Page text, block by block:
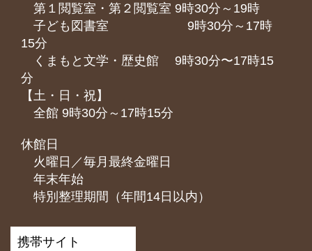
第１閲覧室・第２閲覧室 9時30分～19時
子ども図書室 9時30分～17時
15分
くまもと⽂学・歴史館 9時30分〜17時15
分
【土・日・祝】
全館 9時30分～17時15分
休館日
火曜日／毎月最終金曜日
年末年始
特別整理期間（年間14日以内）
携帯サイト